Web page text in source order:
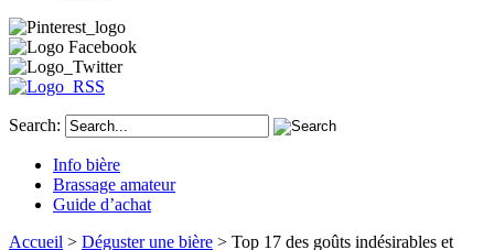
Search:
Info bière
Brassage amateur
Guide d’achat
Accueil > Déguster une bière > Top 17 des goûts indésirables et